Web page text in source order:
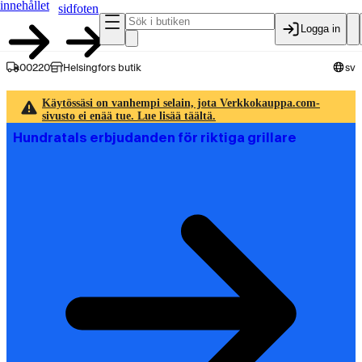
innehållet
sidfoten
Logga in
00220 Helsingfors butik sv
Käytössäsi on vanhempi selain, jota Verkkokauppa.com-
sivusto ei enää tue. Lue lisää täältä.
Hundratals erbjudanden för riktiga grillare